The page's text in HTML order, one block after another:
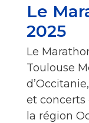
Le
2025
Le
Toulouse
et concerts
la région